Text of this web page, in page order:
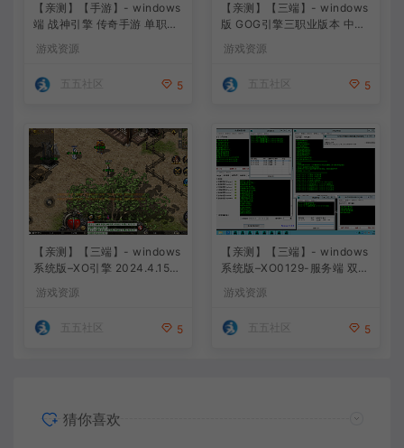
【亲测】【手游】- windows
端 战神引擎 传奇手游 单职业
版 安卓+苹果+教程+工具
游戏资源
五五社区 5
【亲测】【三端】- windows
版 GOG引擎三职业版本 中原
直接改IP即可进入游戏
游戏资源
五五社区 5
【亲测】【三端】- windows
系统版–XO引擎 2024.4.15整
特色星王合击版
游戏资源
五五社区 5
【亲测】【三端】- windows
系统版–XO0129-服务端 双端
理无限制 只有引擎和客户端
游戏资源
五五社区 5
猜你喜欢